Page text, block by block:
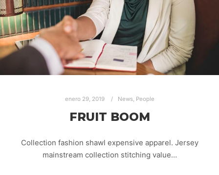
enero 29, 2019 News, People
FRUIT BOOM
Collection fashion shawl expensive apparel. Jersey
mainstream collection stitching value…